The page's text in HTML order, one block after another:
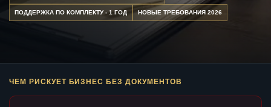
ПОДДЕРЖКА ПО КОМПЛЕКТУ - 1 ГОД НОВЫЕ ТРЕБОВАНИЯ 2026
ЧЕМ РИСКУЕТ БИЗНЕС БЕЗ ДОКУМЕНТОВ